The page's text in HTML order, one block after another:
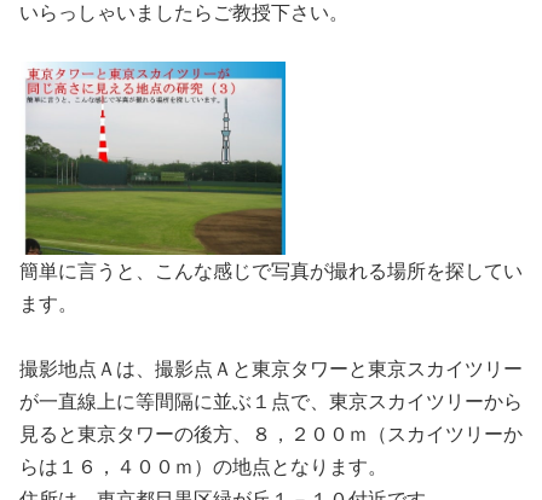
いらっしゃいましたらご教授下さい。
簡単に言うと、こんな感じで写真が撮れる場所を探してい
ます。
撮影地点Ａは、撮影点Ａと東京タワーと東京スカイツリー
が一直線上に等間隔に並ぶ１点で、東京スカイツリーから
見ると東京タワーの後方、８，２００ｍ（スカイツリーか
らは１６，４００ｍ）の地点となります。